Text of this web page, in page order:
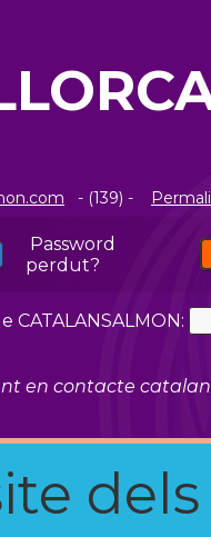
- (139) -
Password
perdut?
CATALANSALMON:
en contacte
dels